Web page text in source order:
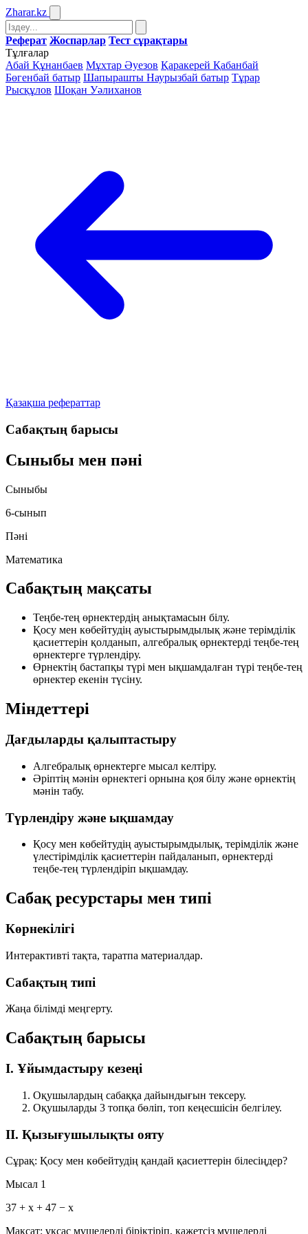
Zharar.kz
Реферат Жоспарлар Тест сұрақтары
Тұлғалар
Абай Құнанбаев Мұхтар Әуезов Қаракерей Қабанбай
Бөгенбай батыр Шапырашты Наурызбай батыр Тұрар
Рысқұлов Шоқан Уәлиханов
Қазақша рефераттар
Сабақтың барысы
Сыныбы мен пәні
Сыныбы
6-сынып
Пәні
Математика
Сабақтың мақсаты
Теңбе-тең өрнектердің анықтамасын білу.
Қосу мен көбейтудің ауыстырымдылық және терімділік
қасиеттерін қолданып, алгебралық өрнектерді теңбе-тең
өрнектерге түрлендіру.
Өрнектің бастапқы түрі мен ықшамдалған түрі теңбе-тең
өрнектер екенін түсіну.
Міндеттері
Дағдыларды қалыптастыру
Алгебралық өрнектерге мысал келтіру.
Әріптің мәнін өрнектегі орнына қоя білу және өрнектің
мәнін табу.
Түрлендіру және ықшамдау
Қосу мен көбейтудің ауыстырымдылық, терімділік және
үлестірімділік қасиеттерін пайдаланып, өрнектерді
теңбе-тең түрлендіріп ықшамдау.
Сабақ ресурстары мен типі
Көрнекілігі
Интерактивті тақта, таратпа материалдар.
Сабақтың типі
Жаңа білімді меңгерту.
Сабақтың барысы
I. Ұйымдастыру кезеңі
Оқушылардың сабаққа дайындығын тексеру.
Оқушыларды 3 топқа бөліп, топ кеңесшісін белгілеу.
II. Қызығушылықты ояту
Сұрақ: Қосу мен көбейтудің қандай қасиеттерін білесіңдер?
Мысал 1
37 + x + 47 − x
Мақсат: ұқсас мүшелерді біріктіріп, қажетсіз мүшелерді